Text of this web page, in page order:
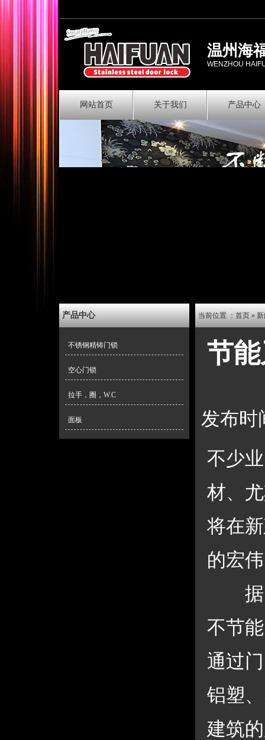
温州海
WENZHOU
网站首页 关于我们 产品中心
产品中心
不锈钢精铸门锁
空心门锁
拉手，圈，W.C
面板
当前位置 ： 首页 »
节
发布时
不少
材、
将在
的宏
据资
不节
通过
铝塑
建筑